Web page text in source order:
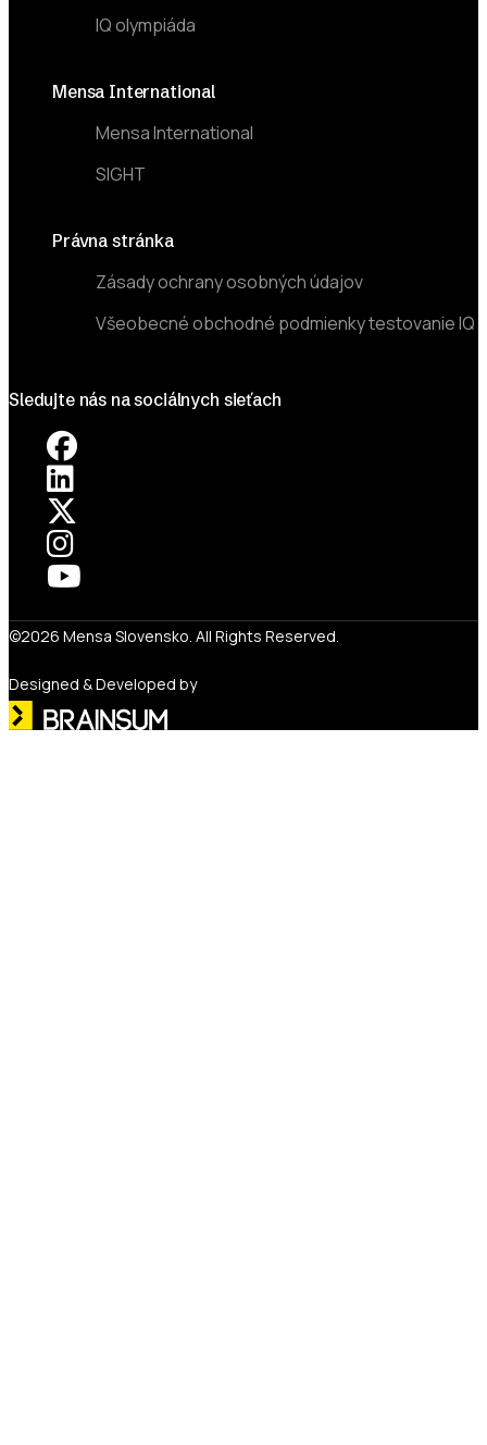
IQ olympiáda
Mensa International
Mensa International
SIGHT
Právna stránka
Zásady ochrany osobných údajov
Všeobecné obchodné podmienky testovanie IQ
Sledujte nás na sociálnych sieťach
©2026 Mensa Slovensko. All Rights Reserved.
Designed & Developed by